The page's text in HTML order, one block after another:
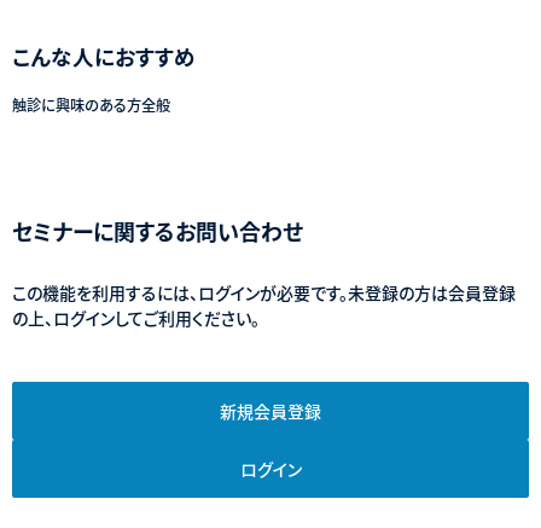
こんな人におすすめ
触診に興味のある方全般
セミナーに関するお問い合わせ
この機能を利用するには、ログインが必要です。未登録の方は会員登録
の上、ログインしてご利用ください。
新規会員登録
ログイン